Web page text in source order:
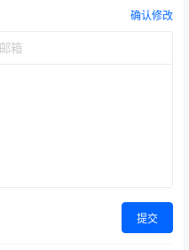
确认修改
提交